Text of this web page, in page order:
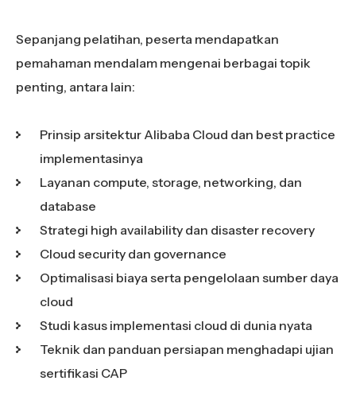
Sepanjang pelatihan, peserta mendapatkan
pemahaman mendalam mengenai berbagai topik
penting, antara lain:
Prinsip arsitektur Alibaba Cloud dan best practice
implementasinya
Layanan compute, storage, networking, dan
database
Strategi high availability dan disaster recovery
Cloud security dan governance
Optimalisasi biaya serta pengelolaan sumber daya
cloud
Studi kasus implementasi cloud di dunia nyata
Teknik dan panduan persiapan menghadapi ujian
sertifikasi CAP